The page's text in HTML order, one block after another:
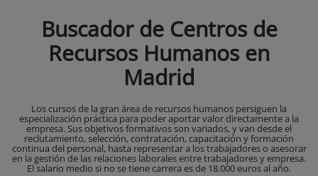
Buscador de Centros de
Recursos Humanos en
Madrid
Los cursos de la gran área de recursos humanos persiguen la
especialización práctica para poder aportar valor directamente a la
empresa. Sus objetivos formativos son variados, y van desde el
reclutamiento, selección, contratación, capacitación y formación
continua del personal, hasta representar a los trabajadores o asesorar
en la gestión de las relaciones laborales entre trabajadores y empresa.
El salario medio si no se tiene carrera es de 18.000 euros al año.